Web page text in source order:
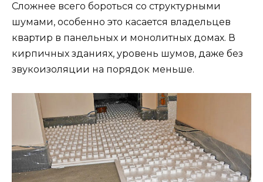
Сложнее всего бороться со структурными
шумами, особенно это касается владельцев
квартир в панельных и монолитных домах. В
кирпичных зданиях, уровень шумов, даже без
звукоизоляции на порядок меньше.